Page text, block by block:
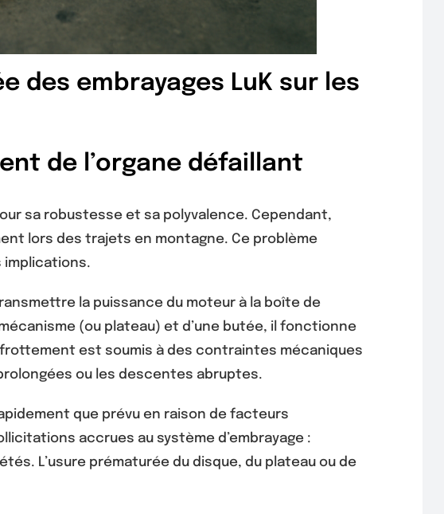
des embrayages LuK sur les
de l’organe défaillant
sa robustesse et sa polyvalence. Cependant,
lors des trajets en montagne. Ce problème
implications.
la puissance du moteur à la boîte de
(ou plateau) et d’une butée, il fonctionne
est soumis à des contraintes mécaniques
ou les descentes abruptes.
que prévu en raison de facteurs
accrues au système d’embrayage :
L’usure prématurée du disque, du plateau ou de